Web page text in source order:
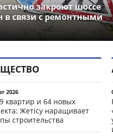
закроют шоссе
в связи с ремонтными
2026
квартир и 64 новых
Жетісу наращивает
строительства